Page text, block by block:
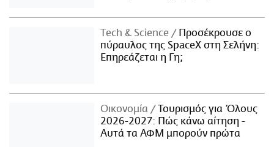
Τech & Science
Προσέκρουσε ο
πύραυλος της SpaceX στη Σελήνη:
Επηρεάζεται η Γη;
Οικονομία
Τουρισμός για Όλους
2026-2027: Πώς κάνω αίτηση -
Αυτά τα ΑΦΜ μπορούν πρώτα